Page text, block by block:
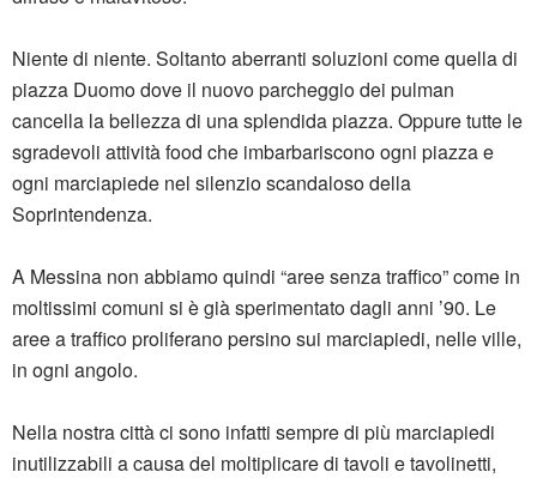
Niente di niente. Soltanto aberranti soluzioni come quella di
piazza Duomo dove il nuovo parcheggio dei pulman
cancella la bellezza di una splendida piazza. Oppure tutte le
sgradevoli attività food che imbarbariscono ogni piazza e
ogni marciapiede nel silenzio scandaloso della
Soprintendenza.
A Messina non abbiamo quindi “aree senza traffico” come in
moltissimi comuni si è già sperimentato dagli anni ’90. Le
aree a traffico proliferano persino sui marciapiedi, nelle ville,
in ogni angolo.
Nella nostra città ci sono infatti sempre di più marciapiedi
inutilizzabili a causa del moltiplicare di tavoli e tavolinetti,